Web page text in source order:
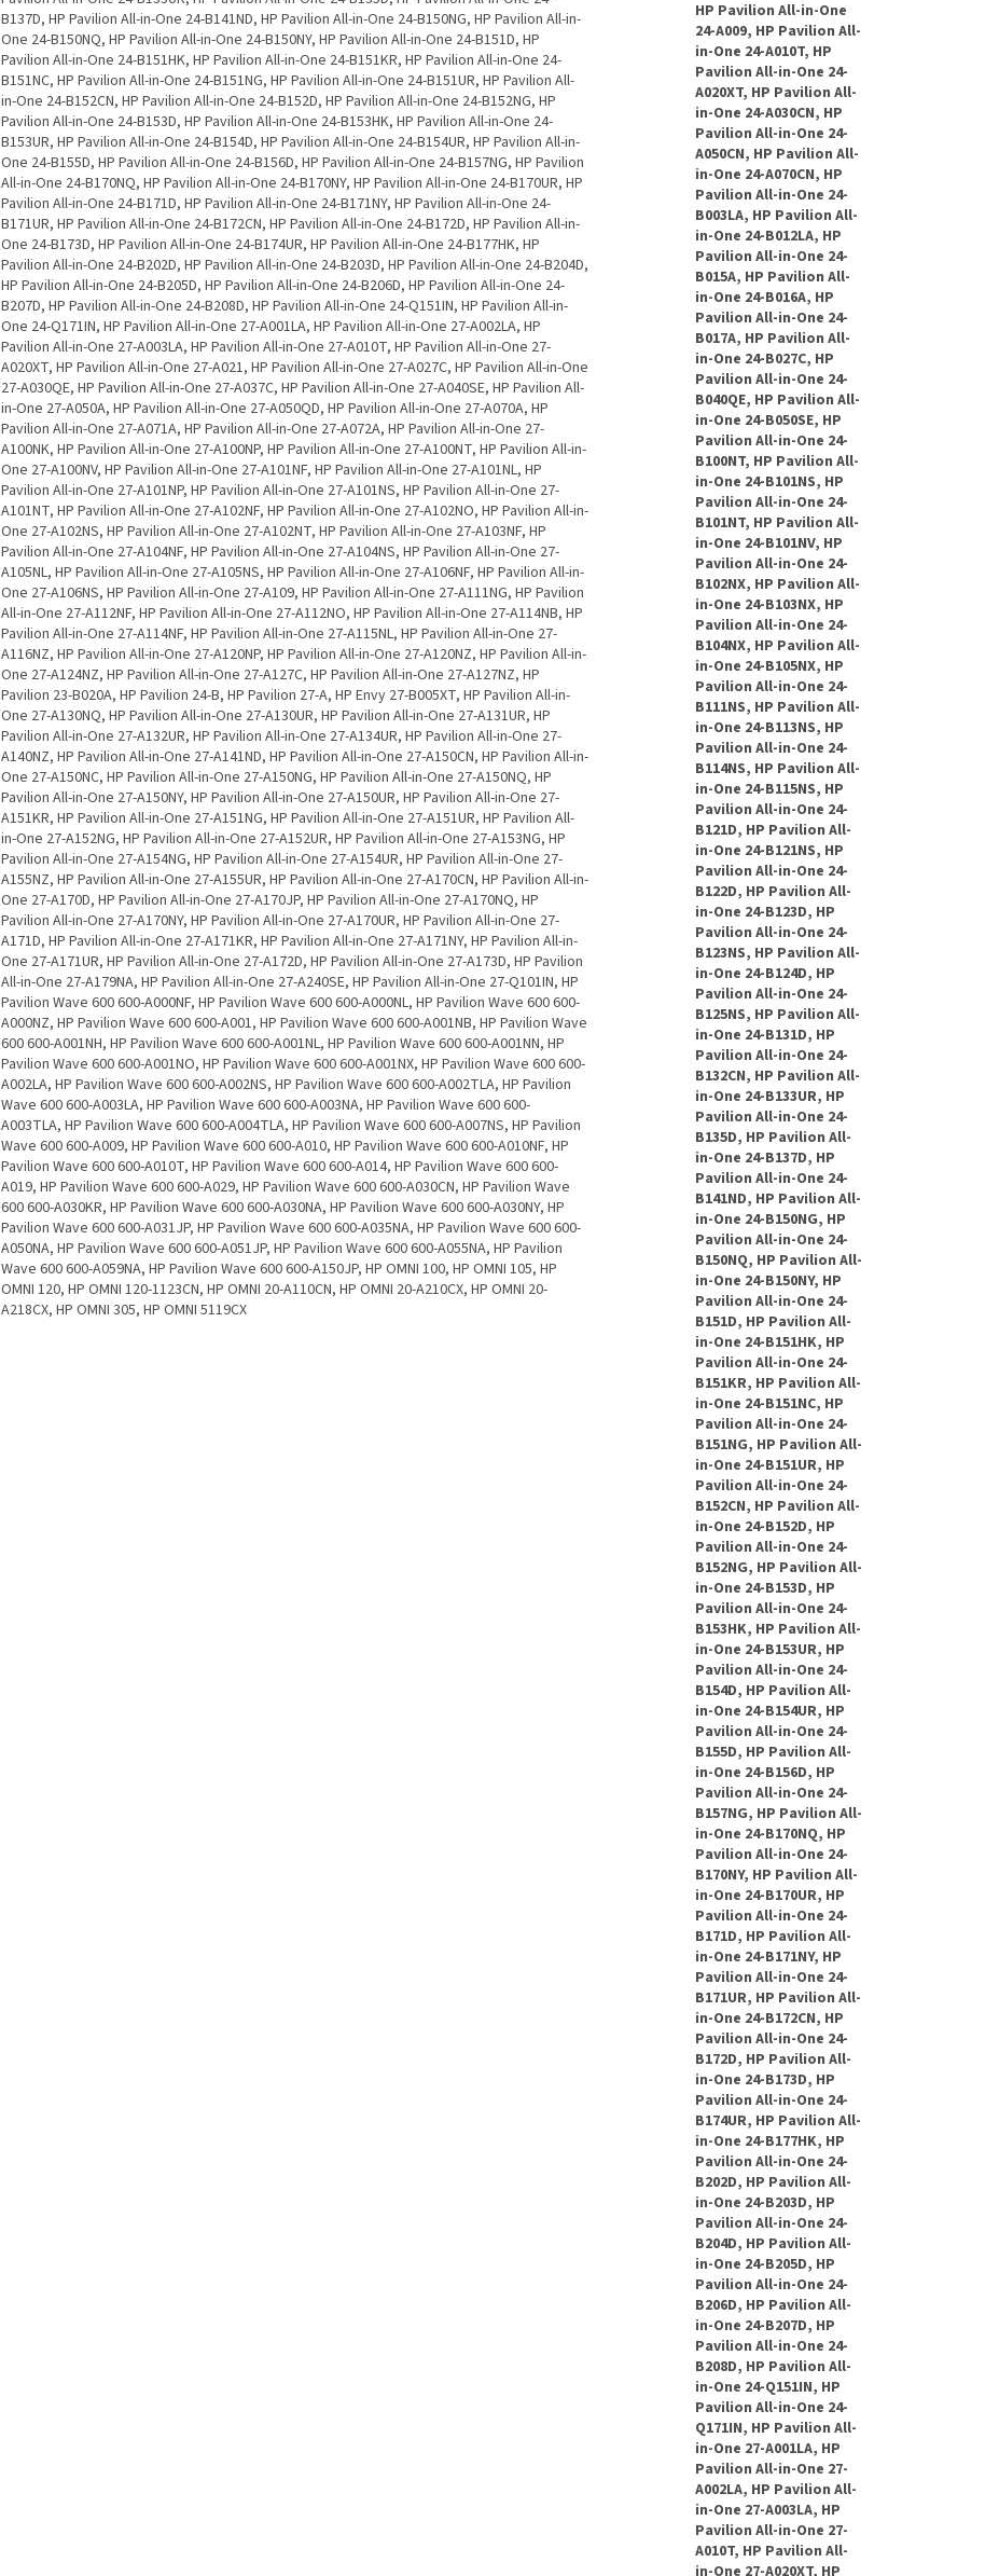
B137D, HP Pavilion All-in-One 24-B141ND, HP Pavilion All-in-One 24-B150NG, HP Pavilion All-in-
One 24-B150NQ, HP Pavilion All-in-One 24-B150NY, HP Pavilion All-in-One 24-B151D, HP
Pavilion All-in-One 24-B151HK, HP Pavilion All-in-One 24-B151KR, HP Pavilion All-in-One 24-
B151NC, HP Pavilion All-in-One 24-B151NG, HP Pavilion All-in-One 24-B151UR, HP Pavilion All-
in-One 24-B152CN, HP Pavilion All-in-One 24-B152D, HP Pavilion All-in-One 24-B152NG, HP
Pavilion All-in-One 24-B153D, HP Pavilion All-in-One 24-B153HK, HP Pavilion All-in-One 24-
B153UR, HP Pavilion All-in-One 24-B154D, HP Pavilion All-in-One 24-B154UR, HP Pavilion All-in-
One 24-B155D, HP Pavilion All-in-One 24-B156D, HP Pavilion All-in-One 24-B157NG, HP Pavilion
All-in-One 24-B170NQ, HP Pavilion All-in-One 24-B170NY, HP Pavilion All-in-One 24-B170UR, HP
Pavilion All-in-One 24-B171D, HP Pavilion All-in-One 24-B171NY, HP Pavilion All-in-One 24-
B171UR, HP Pavilion All-in-One 24-B172CN, HP Pavilion All-in-One 24-B172D, HP Pavilion All-in-
One 24-B173D, HP Pavilion All-in-One 24-B174UR, HP Pavilion All-in-One 24-B177HK, HP
Pavilion All-in-One 24-B202D, HP Pavilion All-in-One 24-B203D, HP Pavilion All-in-One 24-B204D,
HP Pavilion All-in-One 24-B205D, HP Pavilion All-in-One 24-B206D, HP Pavilion All-in-One 24-
B207D, HP Pavilion All-in-One 24-B208D, HP Pavilion All-in-One 24-Q151IN, HP Pavilion All-in-
One 24-Q171IN, HP Pavilion All-in-One 27-A001LA, HP Pavilion All-in-One 27-A002LA, HP
Pavilion All-in-One 27-A003LA, HP Pavilion All-in-One 27-A010T, HP Pavilion All-in-One 27-
A020XT, HP Pavilion All-in-One 27-A021, HP Pavilion All-in-One 27-A027C, HP Pavilion All-in-One
27-A030QE, HP Pavilion All-in-One 27-A037C, HP Pavilion All-in-One 27-A040SE, HP Pavilion All-
in-One 27-A050A, HP Pavilion All-in-One 27-A050QD, HP Pavilion All-in-One 27-A070A, HP
Pavilion All-in-One 27-A071A, HP Pavilion All-in-One 27-A072A, HP Pavilion All-in-One 27-
A100NK, HP Pavilion All-in-One 27-A100NP, HP Pavilion All-in-One 27-A100NT, HP Pavilion All-in-
One 27-A100NV, HP Pavilion All-in-One 27-A101NF, HP Pavilion All-in-One 27-A101NL, HP
Pavilion All-in-One 27-A101NP, HP Pavilion All-in-One 27-A101NS, HP Pavilion All-in-One 27-
A101NT, HP Pavilion All-in-One 27-A102NF, HP Pavilion All-in-One 27-A102NO, HP Pavilion All-in-
One 27-A102NS, HP Pavilion All-in-One 27-A102NT, HP Pavilion All-in-One 27-A103NF, HP
Pavilion All-in-One 27-A104NF, HP Pavilion All-in-One 27-A104NS, HP Pavilion All-in-One 27-
A105NL, HP Pavilion All-in-One 27-A105NS, HP Pavilion All-in-One 27-A106NF, HP Pavilion All-in-
One 27-A106NS, HP Pavilion All-in-One 27-A109, HP Pavilion All-in-One 27-A111NG, HP Pavilion
All-in-One 27-A112NF, HP Pavilion All-in-One 27-A112NO, HP Pavilion All-in-One 27-A114NB, HP
Pavilion All-in-One 27-A114NF, HP Pavilion All-in-One 27-A115NL, HP Pavilion All-in-One 27-
A116NZ, HP Pavilion All-in-One 27-A120NP, HP Pavilion All-in-One 27-A120NZ, HP Pavilion All-in-
One 27-A124NZ, HP Pavilion All-in-One 27-A127C, HP Pavilion All-in-One 27-A127NZ, HP
Pavilion 23-B020A, HP Pavilion 24-B, HP Pavilion 27-A, HP Envy 27-B005XT, HP Pavilion All-in-
One 27-A130NQ, HP Pavilion All-in-One 27-A130UR, HP Pavilion All-in-One 27-A131UR, HP
Pavilion All-in-One 27-A132UR, HP Pavilion All-in-One 27-A134UR, HP Pavilion All-in-One 27-
A140NZ, HP Pavilion All-in-One 27-A141ND, HP Pavilion All-in-One 27-A150CN, HP Pavilion All-in-
One 27-A150NC, HP Pavilion All-in-One 27-A150NG, HP Pavilion All-in-One 27-A150NQ, HP
Pavilion All-in-One 27-A150NY, HP Pavilion All-in-One 27-A150UR, HP Pavilion All-in-One 27-
A151KR, HP Pavilion All-in-One 27-A151NG, HP Pavilion All-in-One 27-A151UR, HP Pavilion All-
in-One 27-A152NG, HP Pavilion All-in-One 27-A152UR, HP Pavilion All-in-One 27-A153NG, HP
Pavilion All-in-One 27-A154NG, HP Pavilion All-in-One 27-A154UR, HP Pavilion All-in-One 27-
A155NZ, HP Pavilion All-in-One 27-A155UR, HP Pavilion All-in-One 27-A170CN, HP Pavilion All-in-
One 27-A170D, HP Pavilion All-in-One 27-A170JP, HP Pavilion All-in-One 27-A170NQ, HP
Pavilion All-in-One 27-A170NY, HP Pavilion All-in-One 27-A170UR, HP Pavilion All-in-One 27-
A171D, HP Pavilion All-in-One 27-A171KR, HP Pavilion All-in-One 27-A171NY, HP Pavilion All-in-
One 27-A171UR, HP Pavilion All-in-One 27-A172D, HP Pavilion All-in-One 27-A173D, HP Pavilion
All-in-One 27-A179NA, HP Pavilion All-in-One 27-A240SE, HP Pavilion All-in-One 27-Q101IN, HP
Pavilion Wave 600 600-A000NF, HP Pavilion Wave 600 600-A000NL, HP Pavilion Wave 600 600-
A000NZ, HP Pavilion Wave 600 600-A001, HP Pavilion Wave 600 600-A001NB, HP Pavilion Wave
600 600-A001NH, HP Pavilion Wave 600 600-A001NL, HP Pavilion Wave 600 600-A001NN, HP
Pavilion Wave 600 600-A001NO, HP Pavilion Wave 600 600-A001NX, HP Pavilion Wave 600 600-
A002LA, HP Pavilion Wave 600 600-A002NS, HP Pavilion Wave 600 600-A002TLA, HP Pavilion
Wave 600 600-A003LA, HP Pavilion Wave 600 600-A003NA, HP Pavilion Wave 600 600-
A003TLA, HP Pavilion Wave 600 600-A004TLA, HP Pavilion Wave 600 600-A007NS, HP Pavilion
Wave 600 600-A009, HP Pavilion Wave 600 600-A010, HP Pavilion Wave 600 600-A010NF, HP
Pavilion Wave 600 600-A010T, HP Pavilion Wave 600 600-A014, HP Pavilion Wave 600 600-
A019, HP Pavilion Wave 600 600-A029, HP Pavilion Wave 600 600-A030CN, HP Pavilion Wave
600 600-A030KR, HP Pavilion Wave 600 600-A030NA, HP Pavilion Wave 600 600-A030NY, HP
Pavilion Wave 600 600-A031JP, HP Pavilion Wave 600 600-A035NA, HP Pavilion Wave 600 600-
A050NA, HP Pavilion Wave 600 600-A051JP, HP Pavilion Wave 600 600-A055NA, HP Pavilion
Wave 600 600-A059NA, HP Pavilion Wave 600 600-A150JP, HP OMNI 100, HP OMNI 105, HP
OMNI 120, HP OMNI 120-1123CN, HP OMNI 20-A110CN, HP OMNI 20-A210CX, HP OMNI 20-
A218CX, HP OMNI 305, HP OMNI 5119CX
HP Pavilion All-in-One
24-A009, HP Pavilion All-
in-One 24-A010T, HP
Pavilion All-in-One 24-
A020XT, HP Pavilion All-
in-One 24-A030CN, HP
Pavilion All-in-One 24-
A050CN, HP Pavilion All-
in-One 24-A070CN, HP
Pavilion All-in-One 24-
B003LA, HP Pavilion All-
in-One 24-B012LA, HP
Pavilion All-in-One 24-
B015A, HP Pavilion All-
in-One 24-B016A, HP
Pavilion All-in-One 24-
B017A, HP Pavilion All-
in-One 24-B027C, HP
Pavilion All-in-One 24-
B040QE, HP Pavilion All-
in-One 24-B050SE, HP
Pavilion All-in-One 24-
B100NT, HP Pavilion All-
in-One 24-B101NS, HP
Pavilion All-in-One 24-
B101NT, HP Pavilion All-
in-One 24-B101NV, HP
Pavilion All-in-One 24-
B102NX, HP Pavilion All-
in-One 24-B103NX, HP
Pavilion All-in-One 24-
B104NX, HP Pavilion All-
in-One 24-B105NX, HP
Pavilion All-in-One 24-
B111NS, HP Pavilion All-
in-One 24-B113NS, HP
Pavilion All-in-One 24-
B114NS, HP Pavilion All-
in-One 24-B115NS, HP
Pavilion All-in-One 24-
B121D, HP Pavilion All-
in-One 24-B121NS, HP
Pavilion All-in-One 24-
B122D, HP Pavilion All-
in-One 24-B123D, HP
Pavilion All-in-One 24-
B123NS, HP Pavilion All-
in-One 24-B124D, HP
Pavilion All-in-One 24-
B125NS, HP Pavilion All-
in-One 24-B131D, HP
Pavilion All-in-One 24-
B132CN, HP Pavilion All-
in-One 24-B133UR, HP
Pavilion All-in-One 24-
B135D, HP Pavilion All-
in-One 24-B137D, HP
Pavilion All-in-One 24-
B141ND, HP Pavilion All-
in-One 24-B150NG, HP
Pavilion All-in-One 24-
B150NQ, HP Pavilion All-
in-One 24-B150NY, HP
Pavilion All-in-One 24-
B151D, HP Pavilion All-
in-One 24-B151HK, HP
Pavilion All-in-One 24-
B151KR, HP Pavilion All-
in-One 24-B151NC, HP
Pavilion All-in-One 24-
B151NG, HP Pavilion All-
in-One 24-B151UR, HP
Pavilion All-in-One 24-
B152CN, HP Pavilion All-
in-One 24-B152D, HP
Pavilion All-in-One 24-
B152NG, HP Pavilion All-
in-One 24-B153D, HP
Pavilion All-in-One 24-
B153HK, HP Pavilion All-
in-One 24-B153UR, HP
Pavilion All-in-One 24-
B154D, HP Pavilion All-
in-One 24-B154UR, HP
Pavilion All-in-One 24-
B155D, HP Pavilion All-
in-One 24-B156D, HP
Pavilion All-in-One 24-
B157NG, HP Pavilion All-
in-One 24-B170NQ, HP
Pavilion All-in-One 24-
B170NY, HP Pavilion All-
in-One 24-B170UR, HP
Pavilion All-in-One 24-
B171D, HP Pavilion All-
in-One 24-B171NY, HP
Pavilion All-in-One 24-
B171UR, HP Pavilion All-
in-One 24-B172CN, HP
Pavilion All-in-One 24-
B172D, HP Pavilion All-
in-One 24-B173D, HP
Pavilion All-in-One 24-
B174UR, HP Pavilion All-
in-One 24-B177HK, HP
Pavilion All-in-One 24-
B202D, HP Pavilion All-
in-One 24-B203D, HP
Pavilion All-in-One 24-
B204D, HP Pavilion All-
in-One 24-B205D, HP
Pavilion All-in-One 24-
B206D, HP Pavilion All-
in-One 24-B207D, HP
Pavilion All-in-One 24-
B208D, HP Pavilion All-
in-One 24-Q151IN, HP
Pavilion All-in-One 24-
Q171IN, HP Pavilion All-
in-One 27-A001LA, HP
Pavilion All-in-One 27-
A002LA, HP Pavilion All-
in-One 27-A003LA, HP
Pavilion All-in-One 27-
A010T, HP Pavilion All-
in-One 27-A020XT, HP